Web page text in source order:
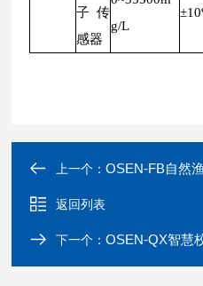
子传
感器
g/L
上一个：OSEN-FB自然渔业
返回列表
下一个：OSEN-QX智慧校园